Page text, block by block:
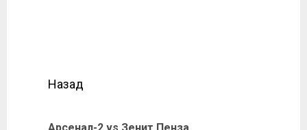
Назад